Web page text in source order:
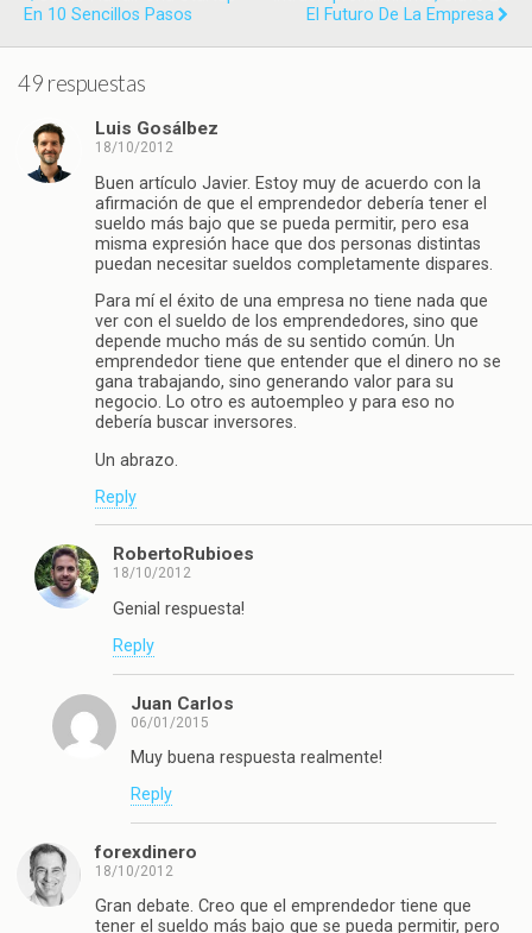
En 10 Sencillos Pasos
El Futuro De La Empresa
49 respuestas
Luis Gosálbez
18/10/2012
Buen artículo Javier. Estoy muy de acuerdo con la
afirmación de que el emprendedor debería tener el
sueldo más bajo que se pueda permitir, pero esa
misma expresión hace que dos personas distintas
puedan necesitar sueldos completamente dispares.
Para mí el éxito de una empresa no tiene nada que
ver con el sueldo de los emprendedores, sino que
depende mucho más de su sentido común. Un
emprendedor tiene que entender que el dinero no se
gana trabajando, sino generando valor para su
negocio. Lo otro es autoempleo y para eso no
debería buscar inversores.
Un abrazo.
Reply
RobertoRubioes
18/10/2012
Genial respuesta!
Reply
Juan Carlos
06/01/2015
Muy buena respuesta realmente!
Reply
forexdinero
18/10/2012
Gran debate. Creo que el emprendedor tiene que
tener el sueldo más bajo que se pueda permitir, pero